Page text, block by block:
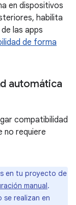
en dispositivos
habilita
las apps
de forma
automática
compatibilidad
no requiere
en tu proyecto de
manual.
realizan en